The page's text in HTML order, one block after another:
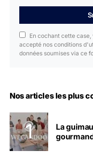
En cochant cette
accepté nos conditions
données soumises via ce
Nos articles les plus
La